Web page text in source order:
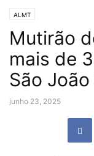
ALMT
Mutirão
mais de
São
junho 23, 2025